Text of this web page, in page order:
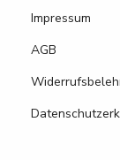
Impressum
AGB